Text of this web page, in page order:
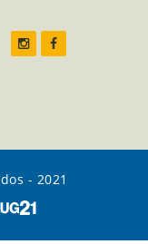
- 2021